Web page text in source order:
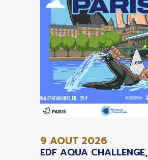
9 AOUT 2026
EDF AQUA CHALLENGE,